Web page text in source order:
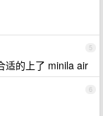
5
适的上了 minila air
6